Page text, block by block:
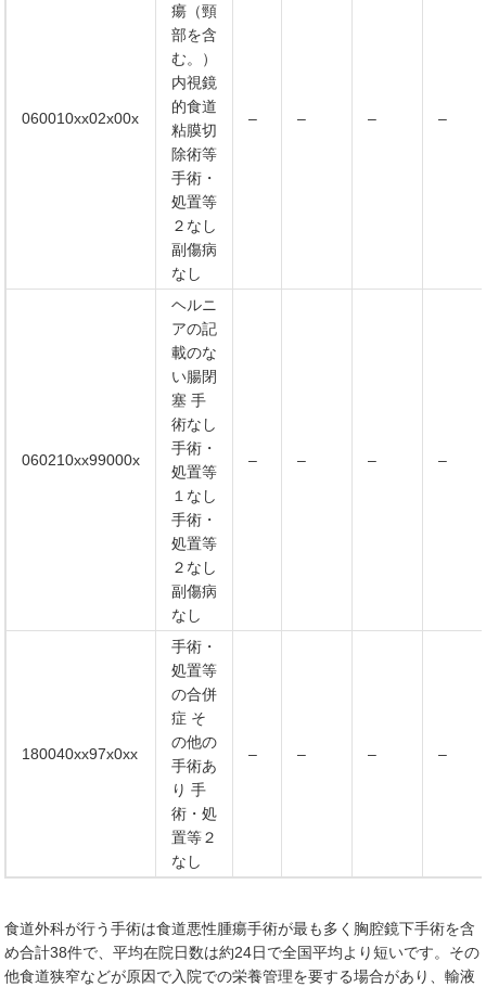
060010xx02x00x
瘍（頸
部を含
む。）
内視鏡
的食道
粘膜切
除術等
手術・
処置等
２なし
副傷病
なし
– – – –
060210xx99000x
ヘルニ
アの記
載のな
い腸閉
塞 手
術なし
手術・
処置等
１なし
手術・
処置等
２なし
副傷病
なし
– – – –
180040xx97x0xx
手術・
処置等
の合併
症 そ
の他の
手術あ
り 手
術・処
置等２
なし
– – – –
食道外科が行う手術は食道悪性腫瘍手術が最も多く胸腔鏡下手術を含
め合計38件で、平均在院日数は約24日で全国平均より短いです。その
他食道狭窄などが原因で入院での栄養管理を要する場合があり、輸液